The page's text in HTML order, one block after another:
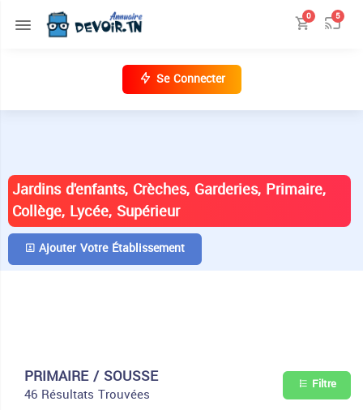
0 5
Se Connecter
Jardins d'enfants, Crèches, Garderies, Primaire,
Collège, Lycée, Supérieur
Ajouter Votre Établissement
PRIMAIRE / SOUSSE
46 Résultats Trouvées Filtre